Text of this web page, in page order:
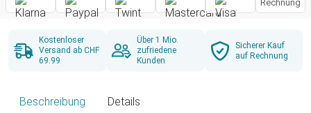
Rechnung
Kostenloser
Versand ab CHF
69.99
Über 1 Mio.
zufriedene
Kunden
Sicherer Kauf
auf Rechnung
Beschreibung Details